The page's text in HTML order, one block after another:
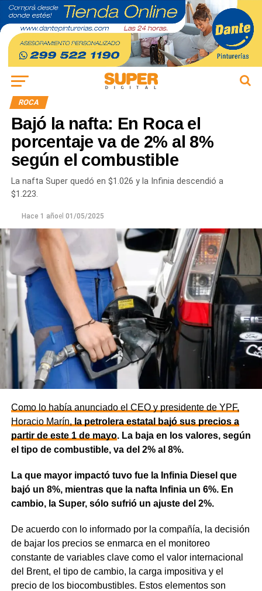
ROCA
Bajó la nafta: En Roca el
porcentaje va de 2% al 8%
según el combustible
La nafta Super quedó en $1.026 y la Infinia descendió a
$1.223.
Hace 1 añoel 01/05/2025
Como lo había anunciado el CEO y presidente de YPF,
Horacio Marín, la petrolera estatal bajó sus precios a
partir de este 1 de mayo. La baja en los valores, según
el tipo de combustible, va del 2% al 8%.
La que mayor impactó tuvo fue la Infinia Diesel que
bajó un 8%, mientras que la nafta Infinia un 6%. En
cambio, la Super, sólo sufrió un ajuste del 2%.
De acuerdo con lo informado por la compañía, la decisión
de bajar los precios se enmarca en el monitoreo
constante de variables clave como el valor internacional
del Brent, el tipo de cambio, la carga impositiva y el
precio de los biocombustibles. Estos elementos son